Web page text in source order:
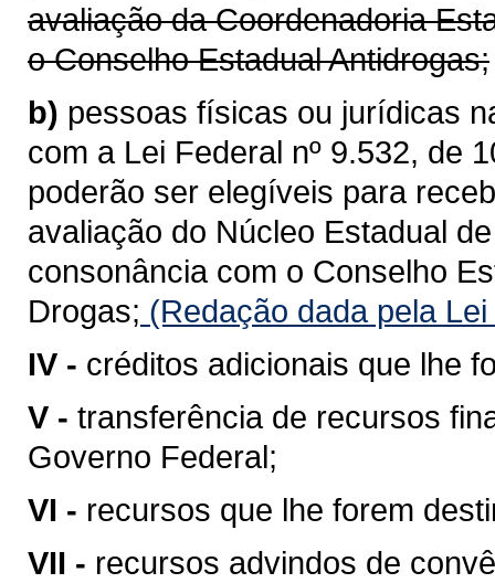
avaliação da Coordenadoria
o Conselho Estadual Antidrogas;
b) pessoas físicas ou jurídicas
com a Lei Federal nº 9.532, de
poderão ser elegíveis para
avaliação do Núcleo Estadual
consonância com o Conselho
Drogas; (Redação dada pela
IV - créditos adicionais que lhe
V - transferência de recursos
Governo Federal;
VI - recursos que lhe forem
VII - recursos advindos de